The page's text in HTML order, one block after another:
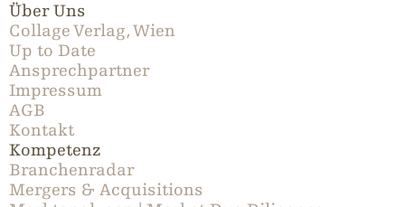
Über Uns
Collage Verlag, Wien
Up to Date
Ansprechpartner
Impressum
AGB
Kontakt
Kompetenz
Branchenradar
Mergers & Acquisitions